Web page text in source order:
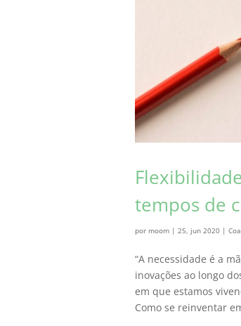
tempos de
por moom | 25, jun 2020 |
“A necessidade é a
inovações ao longo
em que estamos
Como se reinventar